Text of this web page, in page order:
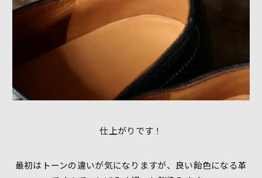
仕上がりです！
最初はトーンの違いが気になりますが、良い飴色になる革